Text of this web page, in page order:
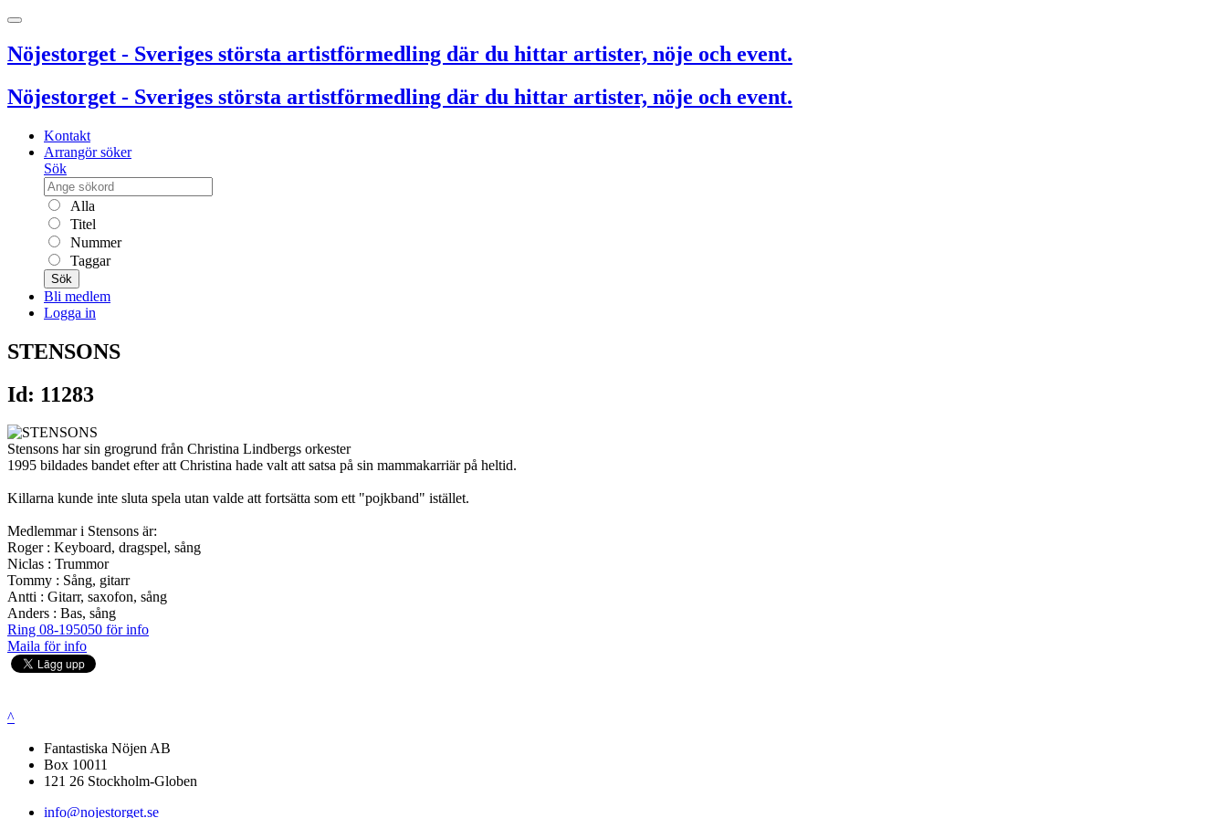
Nöjestorget - Sveriges största artistförmedling där du hittar artister, nöje och event.
Nöjestorget - Sveriges största artistförmedling där du hittar artister, nöje och event.
Kontakt
Arrangör söker
Sök
Alla
Titel
Nummer
Taggar
Sök
Bli medlem
Logga in
STENSONS
Id: 11283
Stensons har sin grogrund från Christina Lindbergs orkester
1995 bildades bandet efter att Christina hade valt att satsa på sin mammakarriär på heltid.
Killarna kunde inte sluta spela utan valde att fortsätta som ett "pojkband" istället.
Medlemmar i Stensons är:
Roger : Keyboard, dragspel, sång
Niclas : Trummor
Tommy : Sång, gitarr
Antti : Gitarr, saxofon, sång
Anders : Bas, sång
Ring 08-195050 för info
Maila för info
^
Fantastiska Nöjen AB
Box 10011
121 26 Stockholm-Globen
info@nojestorget.se